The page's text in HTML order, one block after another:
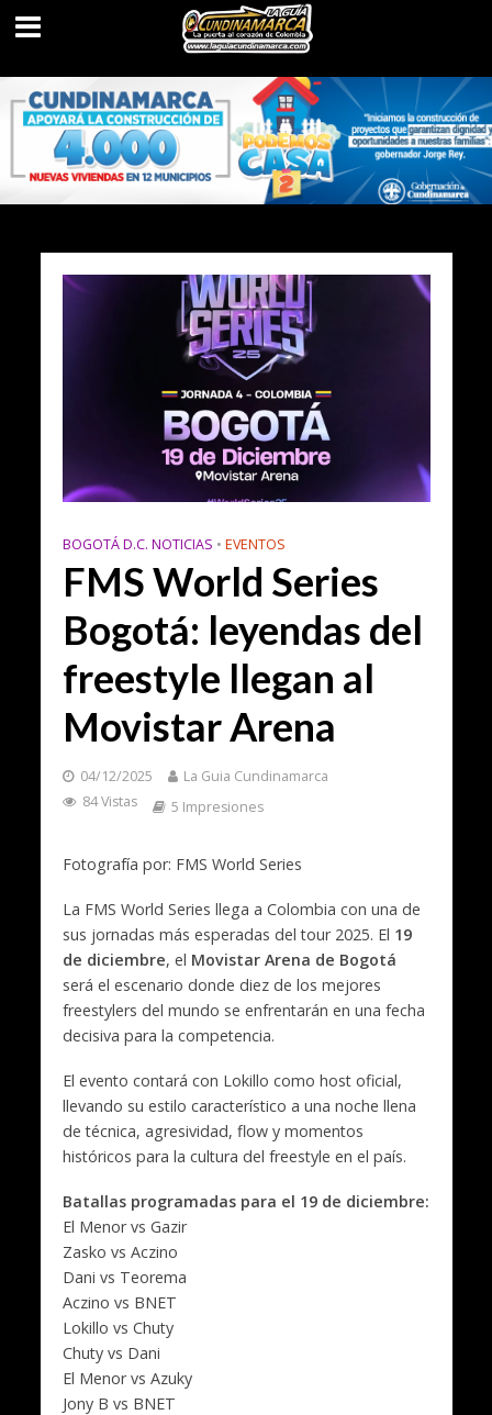
BOGOTÁ D.C. NOTICIAS • EVENTOS
FMS World Series
Bogotá: leyendas del
freestyle llegan al
Movistar Arena
04/12/2025
La Guia Cundinamarca
84 Vistas
5 Impresiones
Fotografía por: FMS World Series
La FMS World Series llega a Colombia con una de
sus jornadas más esperadas del tour 2025. El 19
de diciembre, el Movistar Arena de Bogotá
será el escenario donde diez de los mejores
freestylers del mundo se enfrentarán en una fecha
decisiva para la competencia.
El evento contará con Lokillo como host oficial,
llevando su estilo característico a una noche llena
de técnica, agresividad, flow y momentos
históricos para la cultura del freestyle en el país.
Batallas programadas para el 19 de diciembre:
El Menor vs Gazir
Zasko vs Aczino
Dani vs Teorema
Aczino vs BNET
Lokillo vs Chuty
Chuty vs Dani
El Menor vs Azuky
Jony B vs BNET